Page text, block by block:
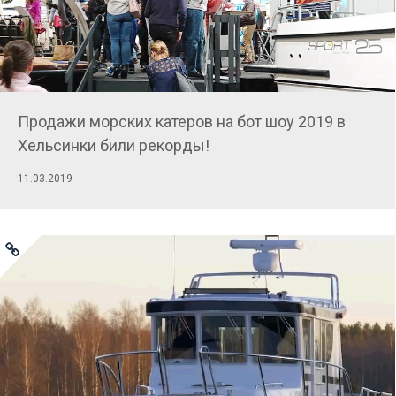
Продажи морских катеров на бот шоу 2019 в
Хельсинки били рекорды!
11.03.2019